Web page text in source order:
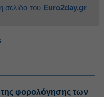
σελίδα του Euro2day.gr
της φορολόγησης των